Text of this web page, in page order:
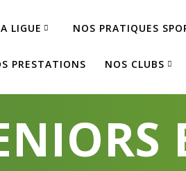
LIGUE NOS PRATIQUES
PRESTATIONS NOS CLUBS